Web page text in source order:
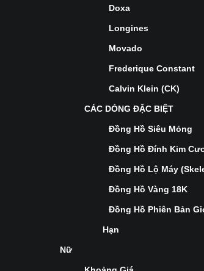
Doxa
Longines
Movado
Frederique Constant
Calvin Klein (CK)
CÁC DÒNG ĐẶC BIỆT
Đồng Hồ Siêu Mỏng
Đồng Hồ Đính Kim
Đồng Hồ Lộ Máy
Đồng Hồ Vàng 18K
Đồng Hồ Phiên Bản
Hạn
Nữ